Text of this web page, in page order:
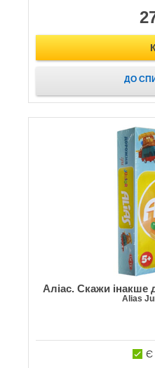
ДО
Аліас. Скажи інакше
Alias
Є